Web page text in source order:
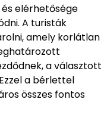
és elérhetősége
A turisták
amely korlátlan
a választott
a bérlettel
összes fontos